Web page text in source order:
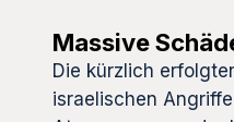
Massive
Die kürzlich
israelischen